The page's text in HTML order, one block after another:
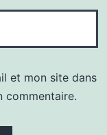
et mon site dans
commentaire.